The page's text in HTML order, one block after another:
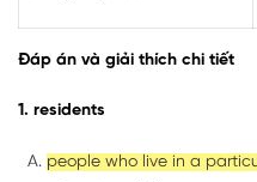
Đáp án và giải thích chi tiết
1. residents
people who live in a